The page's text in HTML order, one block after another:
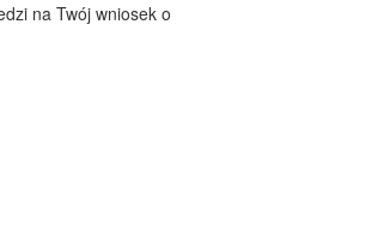
na Twój wniosek o